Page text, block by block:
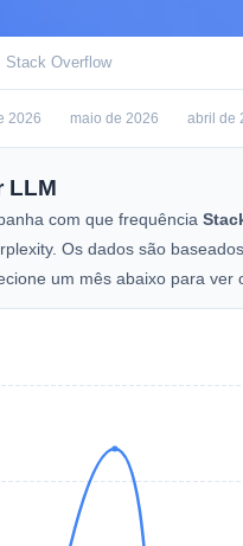
Stack Overflow
2026 maio de 2026 abril de
LLM
com que frequência
Os dados são
um mês abaixo para ver